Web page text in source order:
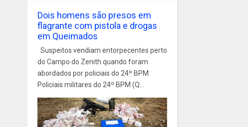
Dois homens são presos em
flagrante com pistola e drogas
em Queimados
Suspeitos vendiam entorpecentes perto
do Campo do Zenith quando foram
abordados por policiais do 24º BPM
Policiais militares do 24º BPM (Q...